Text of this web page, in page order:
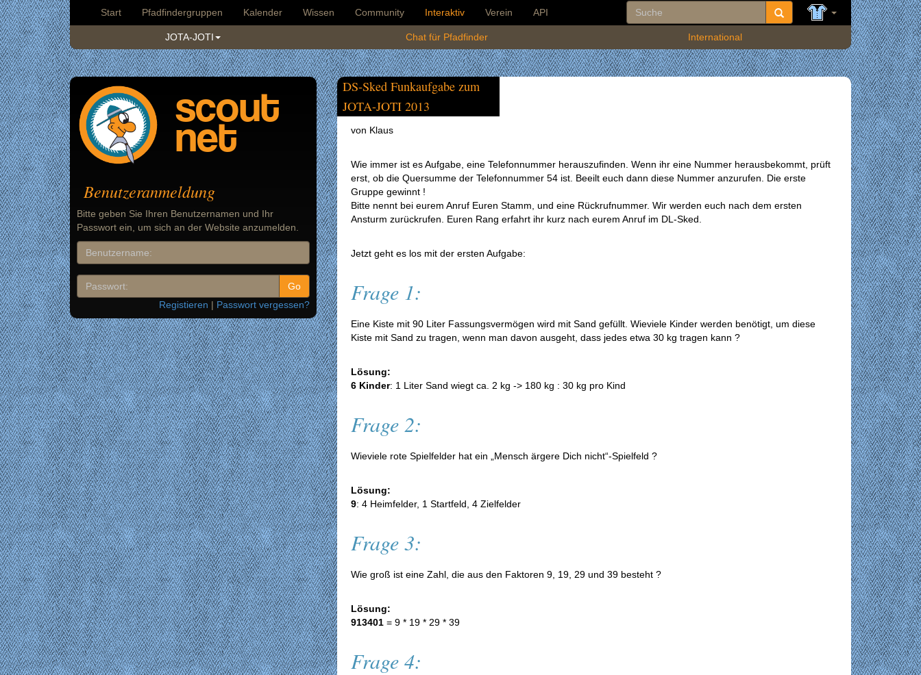
Start Pfadfindergruppen Kalender Wissen Community Interaktiv Verein API
JOTA-JOTI Chat für Pfadfinder International
scout
net
Benutzeranmeldung
Bitte geben Sie Ihren Benutzernamen und Ihr
Passwort ein, um sich an der Website anzumelden.
Registieren | Passwort vergessen?
DS-Sked Funkaufgabe zum
JOTA-JOTI 2013
von Klaus
Wie immer ist es Aufgabe, eine Telefonnummer herauszufinden. Wenn ihr eine Nummer herausbekommt, prüft
erst, ob die Quersumme der Telefonnummer 54 ist. Beeilt euch dann diese Nummer anzurufen. Die erste
Gruppe gewinnt !
Bitte nennt bei eurem Anruf Euren Stamm, und eine Rückrufnummer. Wir werden euch nach dem ersten
Ansturm zurückrufen. Euren Rang erfahrt ihr kurz nach eurem Anruf im DL-Sked.
Jetzt geht es los mit der ersten Aufgabe:
Frage 1:
Eine Kiste mit 90 Liter Fassungsvermögen wird mit Sand gefüllt. Wieviele Kinder werden benötigt, um diese
Kiste mit Sand zu tragen, wenn man davon ausgeht, dass jedes etwa 30 kg tragen kann ?
Lösung:
6 Kinder: 1 Liter Sand wiegt ca. 2 kg -> 180 kg : 30 kg pro Kind
Frage 2:
Wieviele rote Spielfelder hat ein „Mensch ärgere Dich nicht“-Spielfeld ?
Lösung:
9: 4 Heimfelder, 1 Startfeld, 4 Zielfelder
Frage 3:
Wie groß ist eine Zahl, die aus den Faktoren 9, 19, 29 und 39 besteht ?
Lösung:
913401 = 9 * 19 * 29 * 39
Frage 4: